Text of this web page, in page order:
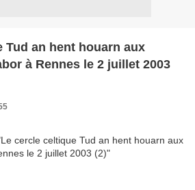
Tud an hent houarn aux
à Rennes le 2 juillet 2003